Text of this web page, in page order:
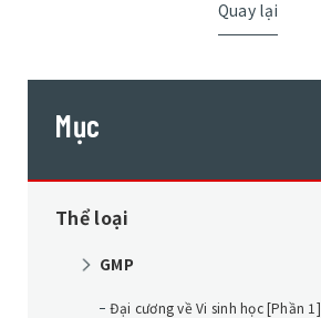
Quay lại
Mục
Thể loại
GMP
Đại cương về Vi sinh học [Phần 1]